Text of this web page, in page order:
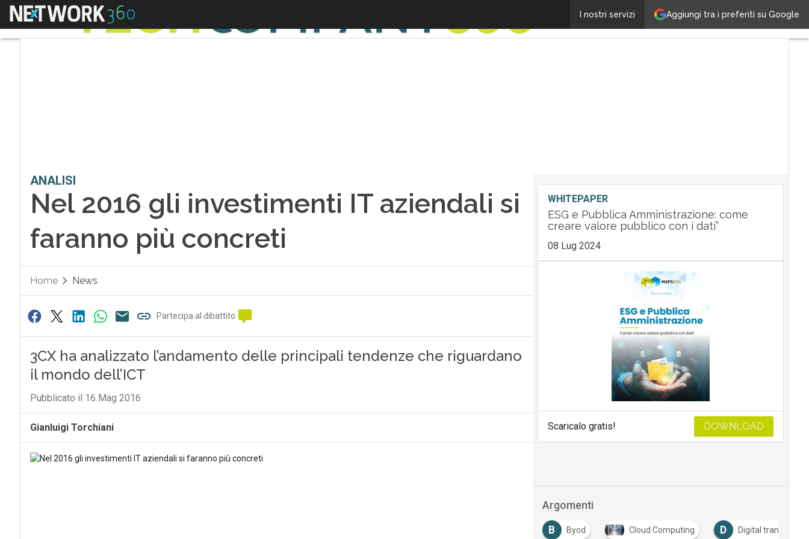
Aggiungi tra i preferiti su Google
I nostri servizi
Menu Nel 2016 gli investimenti IT aziendali si faranno più
ANALISI
Nel 2016 gli investimenti IT aziendali si
faranno più concreti
Home News
Partecipa al dibattito
3CX ha analizzato l’andamento delle principali tendenze che riguardano
il mondo dell’ICT
Pubblicato il 16 Mag 2016
Gianluigi Torchiani
WHITEPAPER
ESG e Pubblica Amministrazione: come
creare valore pubblico con i dati”
08 Lug 2024
Scaricalo gratis! DOWNLOAD
Argomenti
B Byod Cloud Computing D Digital